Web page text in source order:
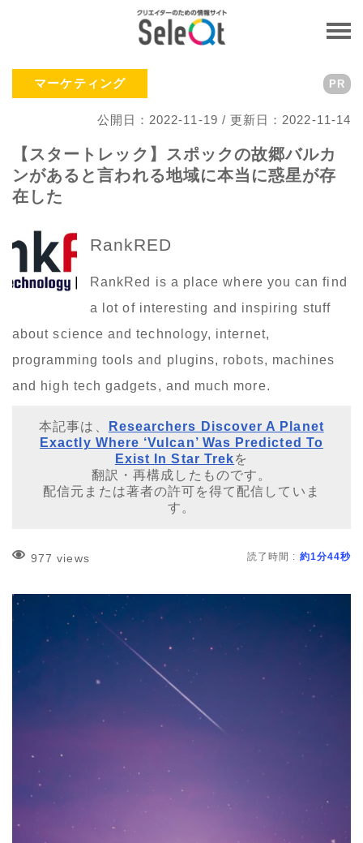
マーケティング
公開日：2022-11-19 / 更新日：2022-11-14
PR
【スタートレック】スポックの故郷バルカ
ンがあると言われる地域に本当に惑星が存
在した
RankRED
RankRed is a place where you can find
a lot of interesting and inspiring stuff
about science and technology, internet,
programming tools and plugins, robots, machines
and high tech gadgets, and much more.
本記事は、
Researchers Discover A Planet
Exactly Where ‘Vulcan’ Was Predicted To
Exist In Star Trekを
翻訳・再構成したものです。
配信元または著者の許可を得て配信していま
す。
977 views 読了時間 : 約1分44秒